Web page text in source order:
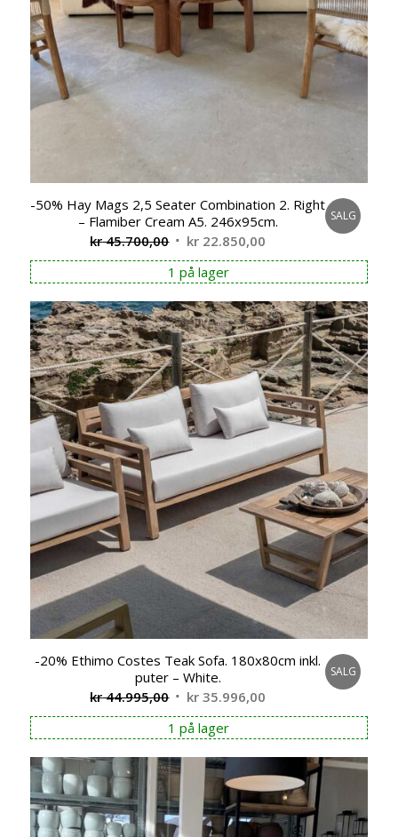
-50% Hay Mags 2,5 Seater Combination 2. Right
– Flamiber Cream A5. 246x95cm.
kr45.700,00 Opprinnelig
pris
var:
kr 45.700,00.
kr 22.850,00 Nåværende
pris
er:
kr 22.850,00.
SALG
1 på lager
-20% Ethimo Costes Teak Sofa. 180x80cm inkl.
puter – White.
kr44.995,00 Opprinnelig
pris
var:
kr 44.995,00.
kr 35.996,00
pris
er:
kr 35.996,00.
SALG
1 på lager